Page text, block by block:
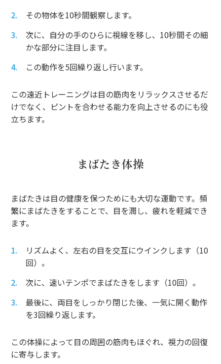
その物体を10秒間観察します。
次に、自分の手のひらに視線を移し、10秒間その細
かな部分に注目します。
この動作を5回繰り返し行います。
この遠近トレーニングは目の筋肉をリラックスさせるだ
けでなく、ピントを合わせる能力を向上させるのにも役
立ちます。
まばたき体操
まばたきは目の健康を保つためにも大切な運動です。頻
繁にまばたきをすることで、目を潤し、疲れを軽減でき
ます。
リズムよく、左右の目を交互にウインクします（10
回）。
次に、速いテンポでまばたきをします（10回）。
最後に、両目をしっかり閉じた後、一気に開く動作
を3回繰り返します。
この体操によって目の周囲の筋肉もほぐれ、視力の回復
に寄与します。